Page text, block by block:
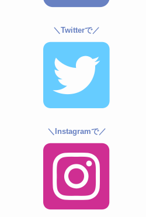
＼Twitterで／
＼Instagramで／